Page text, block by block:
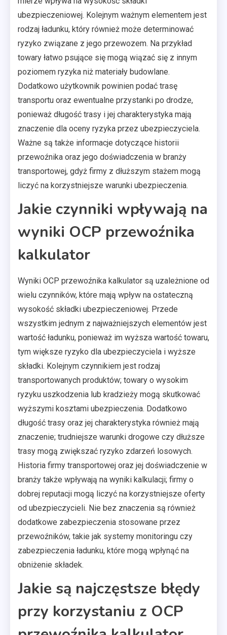
ubezpieczeniowej. Kolejnym ważnym elementem jest
rodzaj ładunku, który również może determinować
ryzyko związane z jego przewozem. Na przykład
towary łatwo psujące się mogą wiązać się z innym
poziomem ryzyka niż materiały budowlane.
Dodatkowo użytkownik powinien podać trasę
transportu oraz ewentualne przystanki po drodze,
ponieważ długość trasy i jej charakterystyka mają
znaczenie dla oceny ryzyka przez ubezpieczyciela.
Ważne są także informacje dotyczące historii
przewoźnika oraz jego doświadczenia w branży
transportowej, gdyż firmy z dłuższym stażem mogą
liczyć na korzystniejsze warunki ubezpieczenia.
Jakie czynniki wpływają na
wyniki OCP przewoźnika
kalkulator
Wyniki OCP przewoźnika kalkulator są uzależnione od
wielu czynników, które mają wpływ na ostateczną
wysokość składki ubezpieczeniowej. Przede
wszystkim jednym z najważniejszych elementów jest
wartość ładunku, ponieważ im wyższa wartość towaru,
tym większe ryzyko dla ubezpieczyciela i wyższe
składki. Kolejnym czynnikiem jest rodzaj
transportowanych produktów; towary o wysokim
ryzyku uszkodzenia lub kradzieży mogą skutkować
wyższymi kosztami ubezpieczenia. Dodatkowo
długość trasy oraz jej charakterystyka również mają
znaczenie; trudniejsze warunki drogowe czy dłuższe
trasy mogą zwiększać ryzyko zdarzeń losowych.
Historia firmy transportowej oraz jej doświadczenie w
branży także wpływają na wyniki kalkulacji; firmy o
dobrej reputacji mogą liczyć na korzystniejsze oferty
od ubezpieczycieli. Nie bez znaczenia są również
dodatkowe zabezpieczenia stosowane przez
przewoźników, takie jak systemy monitoringu czy
zabezpieczenia ładunku, które mogą wpłynąć na
obniżenie składek.
Jakie są najczęstsze błędy
przy korzystaniu z OCP